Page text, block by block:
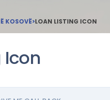
KOSOVË>LOAN LISTING ICON
Icon